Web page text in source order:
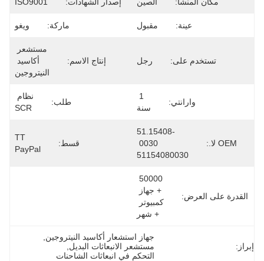
عينة: مقبول ماركة: ويغو
تستخدم على: رجل إنتاج الاسم:
النيتروجين
وارانتي:
سنة
طلب:
SCR
OEM لا.:
51.15408-
51154080030
قسط:
TT
PayPal
القدرة على العرض:
+ شهر
إبراز:
جهاز استشعار أكاسيد النيتروجين
مستشعر الانبعاثات البديل
التحكم في انبعاثات الشاحنات